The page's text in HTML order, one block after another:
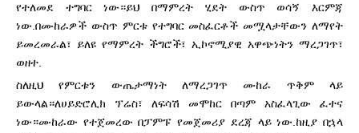
የተለመደ ተግባር ነው።ይህ በማምረት ሂደት ውስጥ ወሳኝ እርምጃ
ነው.በሙከራዎች ውስጥ ምርቱ የተግባር መስፈርቶች መሟላታቸውን ለማየት
ይመረመራል፣ ይለዩ የማምረት ችግሮች፣ ኢኮኖሚያዊ አዋጭነትን ማረጋገጥ፣
ወዘተ.
ስለዚህ የምርቱን ውጤታማነት ለማረጋገጥ ሙከራ ጥቅም ላይ
ይውላል።ለሀይድሮሊክ ፕሬስ፣ ለፍሳሽ መሞከር በጣም አስፈላጊው ፈተና
ነው።ሙከራው የተጀመረው በፓምፑ የመጀመሪያ ደረጃ ላይ ነው.ከዚያ በኋላ